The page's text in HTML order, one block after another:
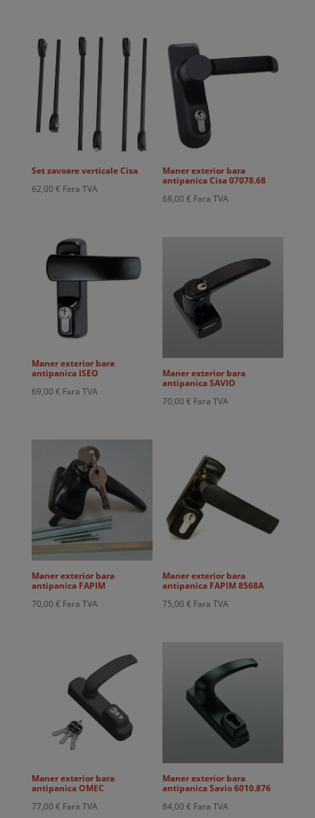
61,00 €.
Set zavoare verticale Cisa
62,00 € Fara TVA
Maner exterior bara
antipanica Cisa 07078.68
68,00€ Fara TVA
Maner exterior bara
antipanica ISEO
69,00 € Fara TVA
Maner exterior bara
antipanica SAVIO
70,00€ Fara TVA
Maner exterior bara
antipanica FAPIM
70,00 € Fara TVA
Maner exterior bara
antipanica FAPIM 8568A
75,00€ Fara TVA
Maner exterior bara
antipanica OMEC
77,00 € Fara TVA
Maner exterior bara
antipanica Savio 6010.876
84,00€ Fara TVA